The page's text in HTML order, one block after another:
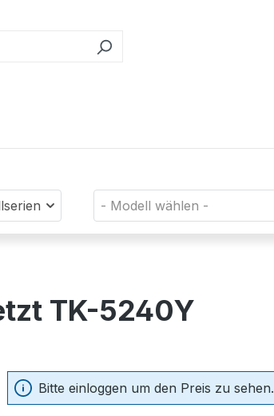
- Modell wählen -
TK-5240Y
Bitte einloggen um den Preis zu sehen.